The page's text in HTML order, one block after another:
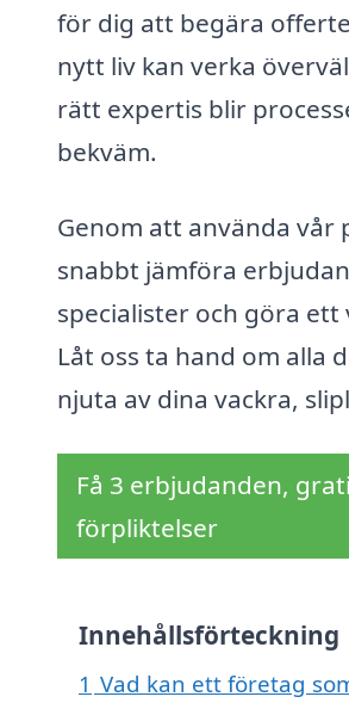
för dig att begära
nytt liv kan verka
rätt expertis blir
bekväm.
Genom att använda vår
snabbt jämföra
specialister och göra
Låt oss ta hand om alla
njuta av dina vackra,
Få 3 erbjudanden,
förpliktelser
Innehållsförteckning
1 Vad kan ett företag